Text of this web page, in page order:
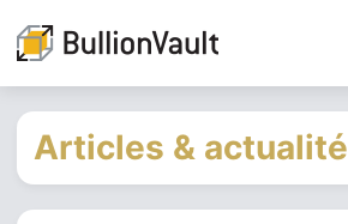
Articles & actualité